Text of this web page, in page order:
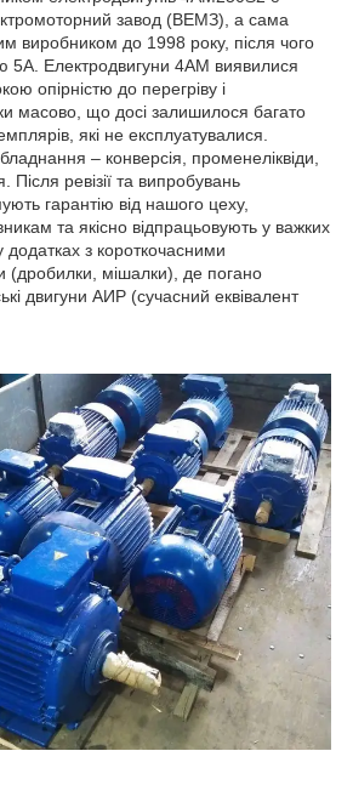
завод (ВЕМЗ), а сама
виробником до 1998 року, після чого
5А. Електродвигуни 4АМ виявилися
опірністю до перегріву і
масово, що досі залишилося багато
які не експлуатувалися.
– конверсія, променеліквіди,
ревізії та випробувань
гарантію від нашого цеху,
та якісно відпрацьовують у важких
з короткочасними
(дробилки, мішалки), де погано
двигуни АИР (сучасний еквівалент